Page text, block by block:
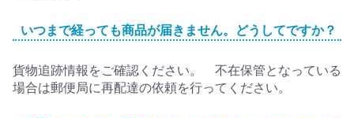
いつまで経っても商品が届きません。どうしてですか？
貨物追跡情報をご確認ください。 不在保管となっている
場合は郵便局に再配達の依頼を行ってください。